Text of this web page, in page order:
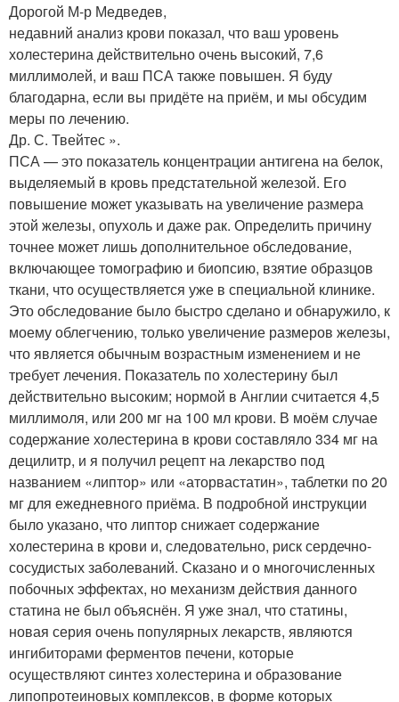
Дорогой М-р Медведев,
недавний анализ крови показал, что ваш уровень
холестерина действительно очень высокий, 7,6
миллимолей, и ваш ПСА также повышен. Я буду
благодарна, если вы придёте на приём, и мы обсудим
меры по лечению.
Др. С. Твейтес ».
ПСА — это показатель концентрации антигена на белок,
выделяемый в кровь предстательной железой. Его
повышение может указывать на увеличение размера
этой железы, опухоль и даже рак. Определить причину
точнее может лишь дополнительное обследование,
включающее томографию и биопсию, взятие образцов
ткани, что осуществляется уже в специальной клинике.
Это обследование было быстро сделано и обнаружило, к
моему облегчению, только увеличение размеров железы,
что является обычным возрастным изменением и не
требует лечения. Показатель по холестерину был
действительно высоким; нормой в Англии считается 4,5
миллимоля, или 200 мг на 100 мл крови. В моём случае
содержание холестерина в крови составляло 334 мг на
децилитр, и я получил рецепт на лекарство под
названием «липтор» или «аторвастатин», таблетки по 20
мг для ежедневного приёма. В подробной инструкции
было указано, что липтор снижает содержание
холестерина в крови и, следовательно, риск сердечно-
сосудистых заболеваний. Сказано и о многочисленных
побочных эффектах, но механизм действия данного
статина не был объяснён. Я уже знал, что статины,
новая серия очень популярных лекарств, являются
ингибиторами ферментов печени, которые
осуществляют синтез холестерина и образование
липопротеиновых комплексов, в форме которых